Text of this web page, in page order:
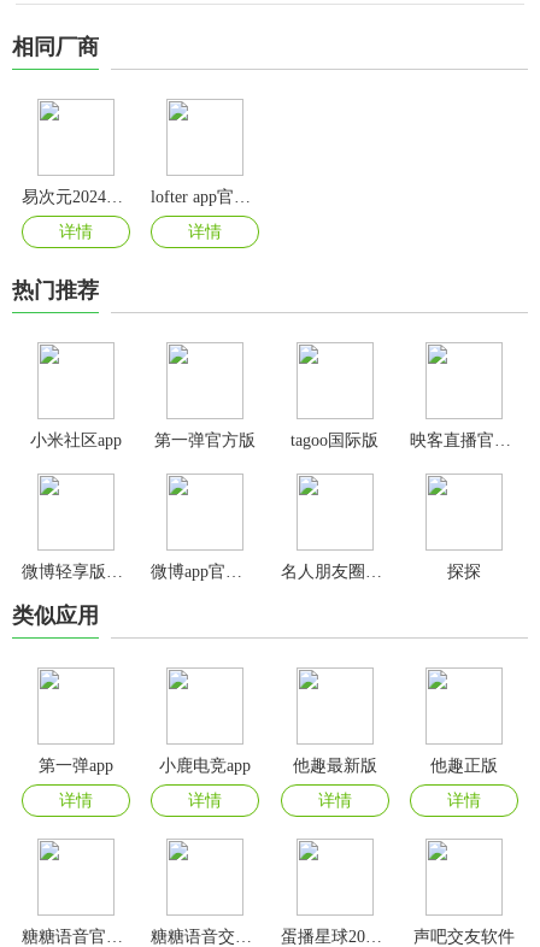
相同厂商
易次元2024最新版
详情
详情
热门推荐
小米社区app 第一弹官方版 tagoo国际版
探探
类似应用
第一弹app
详情
小鹿电竞app
详情
他趣最新版
详情
他趣正版
详情
蛋播星球2025最新版
声吧交友软件